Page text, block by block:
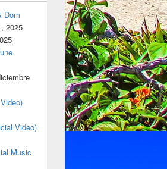
Dom
2025
Video)
Music